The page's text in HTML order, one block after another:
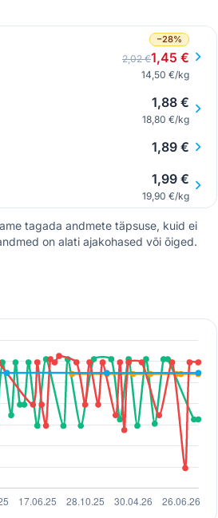
−28%
2,02 €1,45 €
14,50 €/kg
1,88 €
18,80 €/kg
1,89 €
1,99 €
19,90 €/kg
tagada andmete täpsuse, kuid ei
on alati ajakohased või õiged.